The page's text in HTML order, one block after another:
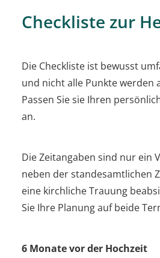
Checkliste zur
Die Checkliste ist bewusst
und nicht alle Punkte werden
Passen Sie sie Ihren
an.
Die Zeitangaben sind nur ein
neben der standesamtlichen
eine kirchliche Trauung
Sie Ihre Planung auf beide
6 Monate vor der Hochzeit